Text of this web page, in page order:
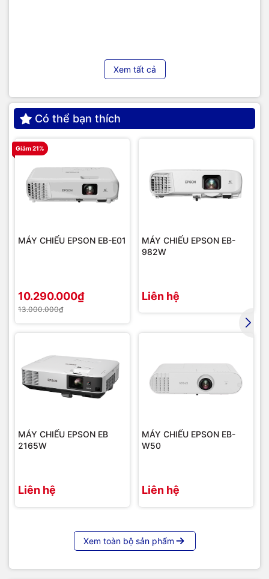
Xem tất cả
Có thể bạn thích
Giảm 21%
MÁY CHIẾU EPSON EB-E01
10.290.000₫
13.000.000₫
MÁY CHIẾU EPSON EB-
982W
Liên hệ
MÁY CHIẾU EPSON EB
2165W
Liên hệ
MÁY CHIẾU EPSON EB-
W50
Liên hệ
Xem toàn bộ sản phẩm